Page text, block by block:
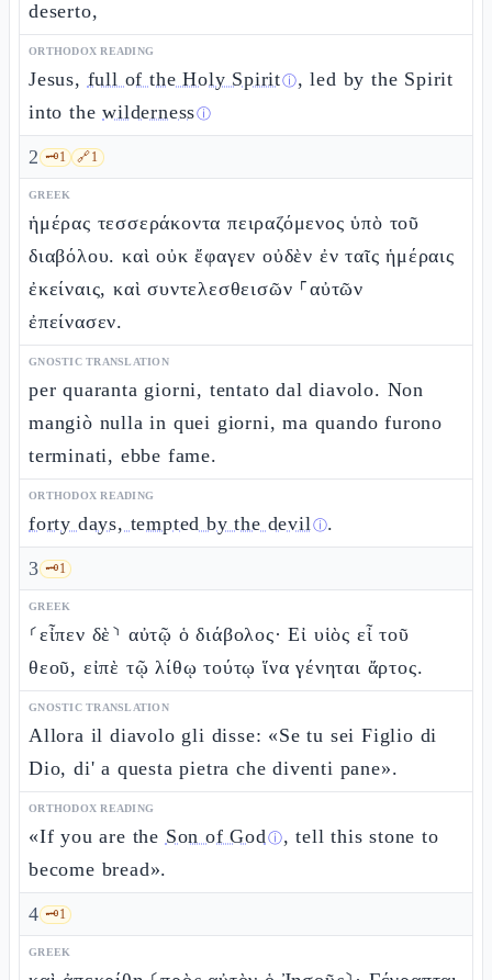
deserto,
ORTHODOX READING
Jesus, full of the Holy Spiritⓘ, led by the Spirit
into thewildernessⓘ
2 🗝️1 🔗1
GREEK
ἡμέρας τεσσεράκοντα πειραζόμενος ὑπὸ τοῦ
διαβόλου. καὶ οὐκ ἔφαγεν οὐδὲν ἐν ταῖς ἡμέραις
ἐκείναις, καὶ συντελεσθεισῶν ⸀αὐτῶν
ἐπείνασεν.
GNOSTIC TRANSLATION
per quaranta giorni, tentato dal diavolo. Non
mangiò nulla in quei giorni, ma quando furono
terminati, ebbe fame.
ORTHODOX READING
forty days, tempted by the devilⓘ.
3 🗝️1
GREEK
⸂εἶπεν δὲ⸃ αὐτῷ ὁ διάβολος· Εἰ υἱὸς εἶ τοῦ
θεοῦ, εἰπὲ τῷ λίθῳ τούτῳ ἵνα γένηται ἄρτος.
GNOSTIC TRANSLATION
Allora il diavolo gli disse: «Se tu sei Figlio di
Dio, di' a questa pietra che diventi pane».
ORTHODOX READING
«If you are the Son of Godⓘ, tell this stone to
become bread».
4 🗝️1
GREEK